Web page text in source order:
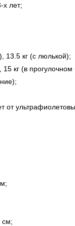
х лет;
13.5 кг (с люлькой);
кг (в прогулочном
от
см;